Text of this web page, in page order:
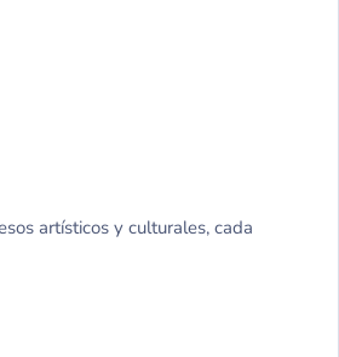
artísticos y culturales, cada